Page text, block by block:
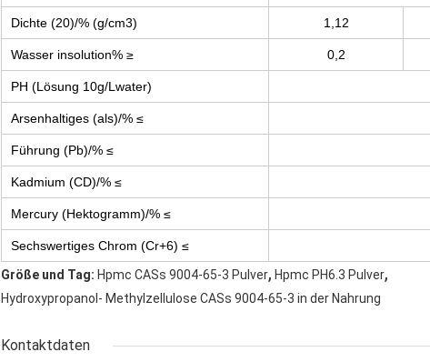
Dichte (20)/% (g/cm3) 1,12
Wasser insolution% ≥ 0,2
PH (Lösung 10g/Lwater)
Arsenhaltiges (als)/% ≤
Führung (Pb)/% ≤
Kadmium (CD)/% ≤
Mercury (Hektogramm)/% ≤
Sechswertiges Chrom (Cr+6) ≤
Größe und Tag: Hpmc CASs 9004-65-3 Pulver, Hpmc PH6.3 Pulver,
Hydroxypropanol- Methylzellulose CASs 9004-65-3 in der Nahrung
Kontaktdaten